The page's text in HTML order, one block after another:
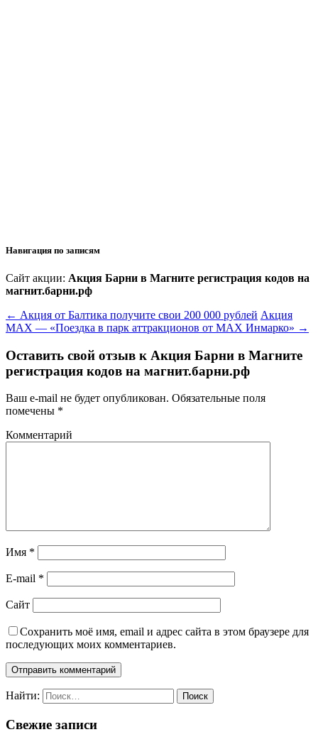
Навигация по записям
Сайт акции: Акция Барни в Магните регистрация кодов на
магнит.барни.рф
← Акция от Балтика получите свои 200 000 рублей Акция
MAX — «Поездка в парк аттракционов от MAX Инмарко» →
Оставить свой отзыв к Акция Барни в Магните
регистрация кодов на магнит.барни.рф
Ваш e-mail не будет опубликован. Обязательные поля
помечены *
Комментарий
Имя *
E-mail *
Сайт
Сохранить моё имя, email и адрес сайта в этом браузере для
последующих моих комментариев.
Найти:
Свежие записи